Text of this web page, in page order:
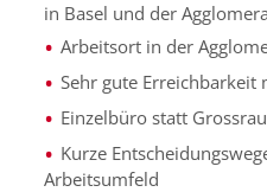
in Basel und der
Arbeitsort in der
Sehr gute
Einzelbüro statt
Kurze
Arbeitsumfeld